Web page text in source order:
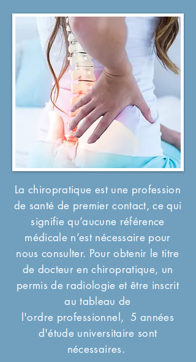
La chiropratique est une profession
de santé de premier contact, ce qui
signifie qu’aucune référence
médicale n’est nécessaire pour
nous consulter. Pour obtenir le titre
de docteur en chiropratique, un
permis de radiologie et être inscrit
au tableau de
l'ordre professionnel, 5 années
d'étude universitaire sont
nécessaires.